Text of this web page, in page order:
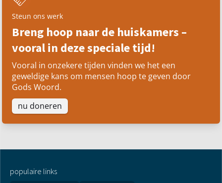
Steun ons werk
Breng hoop naar de huiskamers –
vooral in deze speciale tijd!
Vooral in onzekere tijden vinden we het een
geweldige kans om mensen hoop te geven door
Gods Woord.
nu doneren
populaire links